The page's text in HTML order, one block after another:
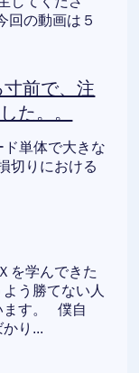
回の動画は５
前で、注
た。。
単体で大きな
切りにおける
を学んできた
う勝てない人
ます。 僕自
り...